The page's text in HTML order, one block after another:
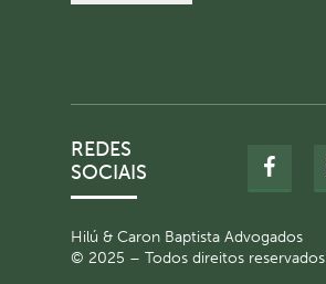
Hilú & Caron Baptista Advogados
© 2025 – Todos direitos reservados
REDES
SOCIAIS